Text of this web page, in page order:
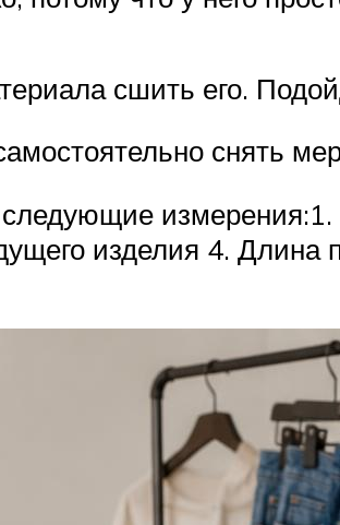
сшить его.
снять
изделия 4. Длина